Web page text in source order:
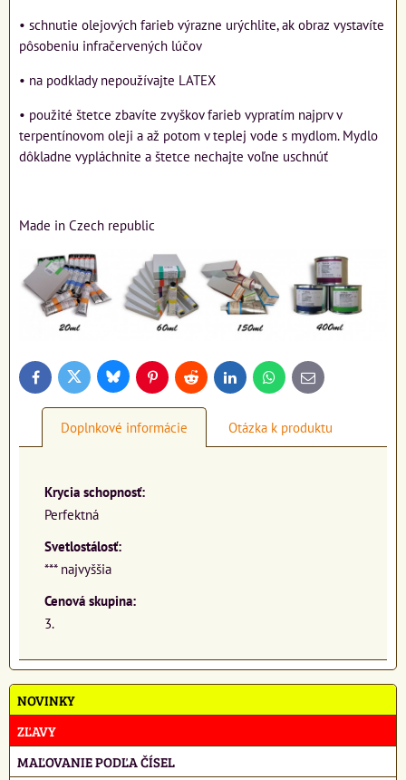
• schnutie olejových farieb výrazne urýchlite, ak obraz vystavíte
pôsobeniu infračervených lúčov
• na podklady nepoužívajte LATEX
• použité štetce zbavíte zvyškov farieb vypratím najprv v
terpentínovom oleji a až potom v teplej vode s mydlom. Mydlo
dôkladne vypláchnite a štetce nechajte voľne uschnúť
Made in Czech republic
FacebookTwitter BlueskyPinterestReddit LinkedInWhatsApp
E-
mail
Doplnkové informácie Otázka k produktu
Krycia schopnosť:
Perfektná
Svetlostálosť:
*** najvyššia
Cenová skupina:
3.
NOVINKY
ZĽAVY
MAĽOVANIE PODĽA ČÍSEL